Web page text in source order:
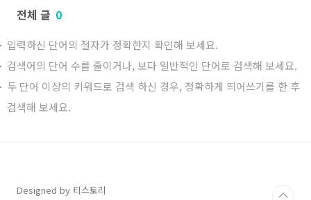
전체 글 0
입력하신 단어의 철자가 정확한지 확인해 보세요.
검색어의 단어 수를 줄이거나, 보다 일반적인 단어로 검색해 보세요.
두 단어 이상의 키워드로 검색 하신 경우, 정확하게 띄어쓰기를 한 후
검색해 보세요.
Designed by 티스토리